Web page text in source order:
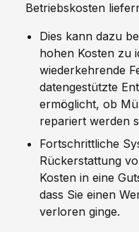
Betriebskosten
Dies kann dazu
hohen Kosten zu
wiederkehrende
datengestützte
ermöglicht, ob
repariert werden
Fortschrittliche
Rückerstattung
Kosten in eine
dass Sie einen
verloren ginge.